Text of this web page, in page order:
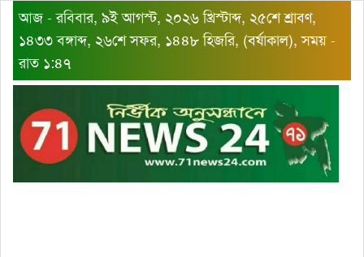
আজ - রবিবার, ৯ই আগস্ট, ২০২৬ খ্রিস্টাব্দ, ২৫শে শ্রাবণ,
১৪৩৩ বঙ্গাব্দ, ২৬শে সফর, ১৪৪৮ হিজরি, (বর্ষাকাল), সময় -
রাত ১:৪৭